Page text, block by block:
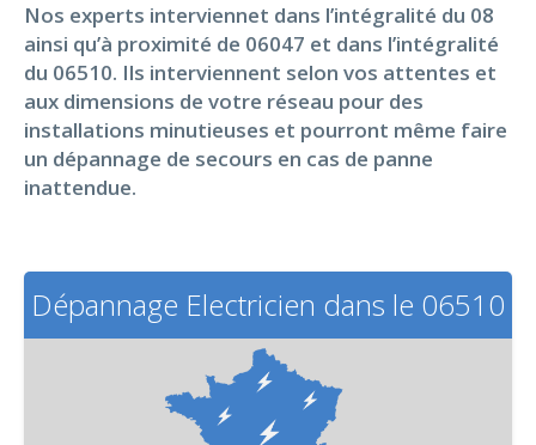
Nos experts interviennet dans l’intégralité du 08
ainsi qu’à proximité de 06047 et dans l’intégralité
du 06510. Ils interviennent selon vos attentes et
aux dimensions de votre réseau pour des
installations minutieuses et pourront même faire
un dépannage de secours en cas de panne
inattendue.
Dépannage Electricien dans le 06510